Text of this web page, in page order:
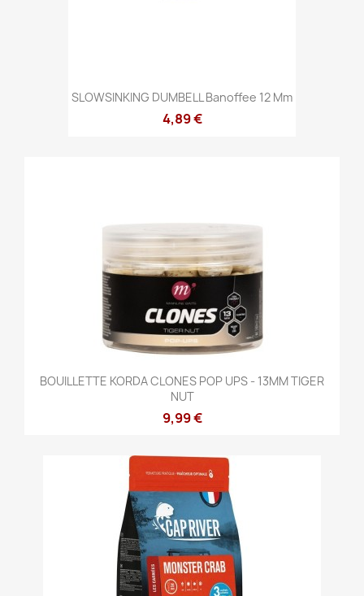
SLOWSINKING DUMBELL Banoffee 12 Mm
4,89 €
BOUILLETTE KORDA CLONES POP UPS - 13MM TIGER
NUT
9,99 €